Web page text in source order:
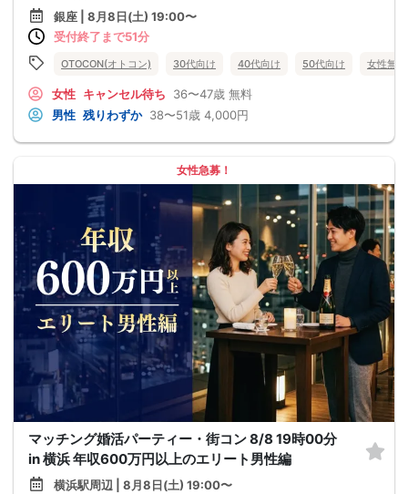
銀座 | 8月8日(土) 19:00〜
受付終了まで51分
OTOCON(オトコン) 30代向け 40代向け 50代向け 女性無料
女性 キャンセル待ち 36〜47歳 無料
男性 残りわずか 38〜51歳 4,000円
女性急募！
マッチング婚活パーティー・街コン 8/8 19時00分
in 横浜 年収600万円以上のエリート男性編
横浜駅周辺 | 8月8日(土) 19:00〜